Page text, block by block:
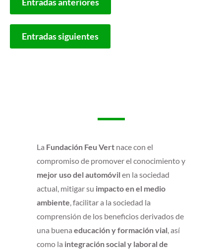
DE
ENTRADAS
Entradas siguientes
La Fundación Feu Vert nace con el
compromiso de promover el conocimiento y
mejor uso del automóvilen la sociedad
actual, mitigar su impacto en el medio
ambiente, facilitar a la sociedad la
comprensión de los beneficios derivados de
una buena educación y formación vial, así
como la integración social y laboral de